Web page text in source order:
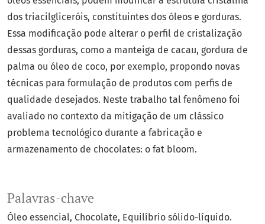
Palavras-chave
Óleo essencial Chocolate Equilíbrio sólido-líquido.
dos triacilgliceróis, constituintes dos óleos e gorduras.
Essa modificação pode alterar o perfil de cristalização
dessas gorduras, como a manteiga de cacau, gordura de
palma ou óleo de coco, por exemplo, propondo novas
técnicas para formulação de produtos com perfis de
qualidade desejados. Neste trabalho tal fenômeno foi
avaliado no contexto da mitigação de um clássico
problema tecnológico durante a fabricação e
armazenamento de chocolates: o fat bloom.